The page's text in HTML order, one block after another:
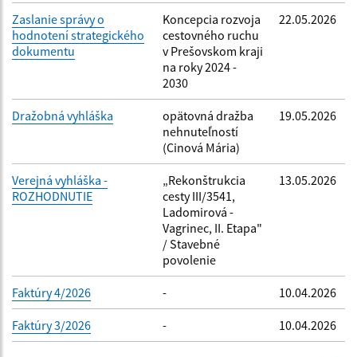
Zaslanie správy o
hodnotení strategického
dokumentu
Koncepcia rozvoja
cestovného ruchu
v Prešovskom kraji
na roky 2024 -
2030
22.05.2026
Dražobná vyhláška
opätovná dražba
nehnuteľností
(Cinová Mária)
19.05.2026
Verejná vyhláška -
ROZHODNUTIE
„Rekonštrukcia
cesty III/3541,
Ladomirová -
Vagrinec, II. Etapa"
/ Stavebné
povolenie
13.05.2026
Faktúry 4/2026 - 10.04.2026
Faktúry 3/2026 - 10.04.2026